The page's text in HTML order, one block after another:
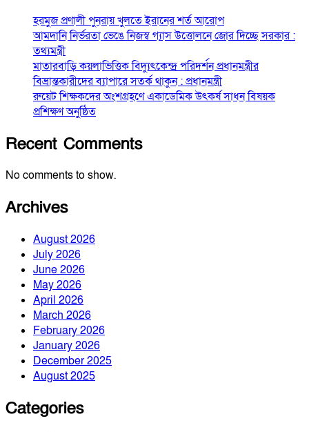
হরমুজ প্রণালী পুনরায় খুলতে ইরানের শর্ত আরোপ
আমদানি নির্ভরতা ভেঙে নিজস্ব গ্যাস উত্তোলনে জোর দিচ্ছে সরকার :
তথ্যমন্ত্রী
মাতারবাড়ি কয়লাভিত্তিক বিদ্যুৎকেন্দ্র পরিদর্শন প্রধানমন্ত্রীর
বিভ্রান্তকারীদের ব্যাপারে সতর্ক থাকুন : প্রধানমন্ত্রী
রুয়েট শিক্ষকদের অংশগ্রহণে একাডেমিক উৎকর্ষ সাধন বিষয়ক
প্রশিক্ষণ অনুষ্ঠিত
Recent Comments
No comments to show.
Archives
August 2026
July 2026
June 2026
May 2026
April 2026
March 2026
February 2026
January 2026
December 2025
August 2025
Categories